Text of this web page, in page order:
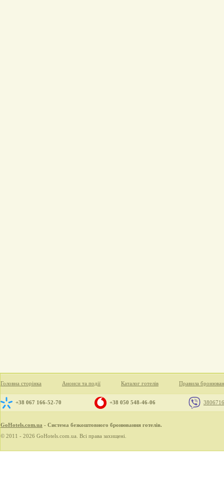
Головна сторінка Анонси та події Каталог готелів Правила
+38 067 166-52-70 +38 050 548-46-06
GoHotels.com.ua - Система безкоштовного бронювання готелів.
© 2011 - 2026 GoHotels.com.ua. Всі права захищені.